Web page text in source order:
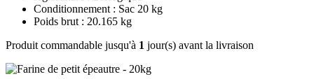
Conditionnement : Sac 20 kg
Poids brut : 20.165 kg
Produit commandable jusqu'à 1 jour(s) avant la livraison